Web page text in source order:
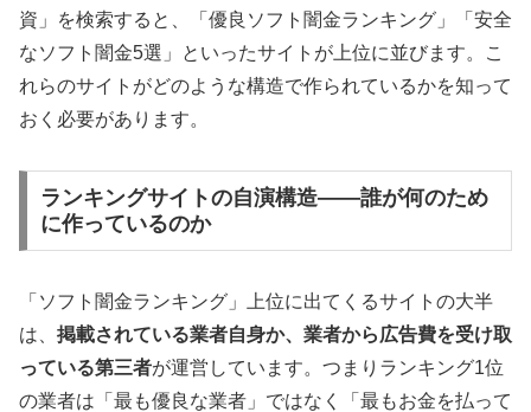
資」を検索すると、「優良ソフト闇金ランキング」「安全
なソフト闇金5選」といったサイトが上位に並びます。こ
れらのサイトがどのような構造で作られているかを知って
おく必要があります。
ランキングサイトの自演構造——誰が何のため
に作っているのか
「ソフト闇金ランキング」上位に出てくるサイトの大半
は、 掲載されている業者自身か、業者から広告費を受け取
っている第三者が運営しています。つまりランキング1位
の業者は「最も優良な業者」ではなく「最もお金を払って